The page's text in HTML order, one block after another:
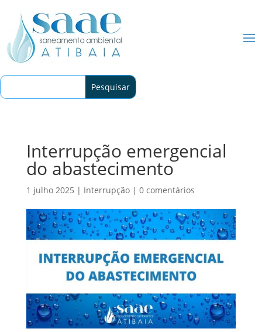
Interrupção emergencial
do abastecimento
1 julho 2025 | Interrupção| 0 comentários